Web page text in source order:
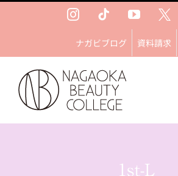
InstagramTiktokYouTube
Ｘ
ナガビブログ 資料請求
1st-L